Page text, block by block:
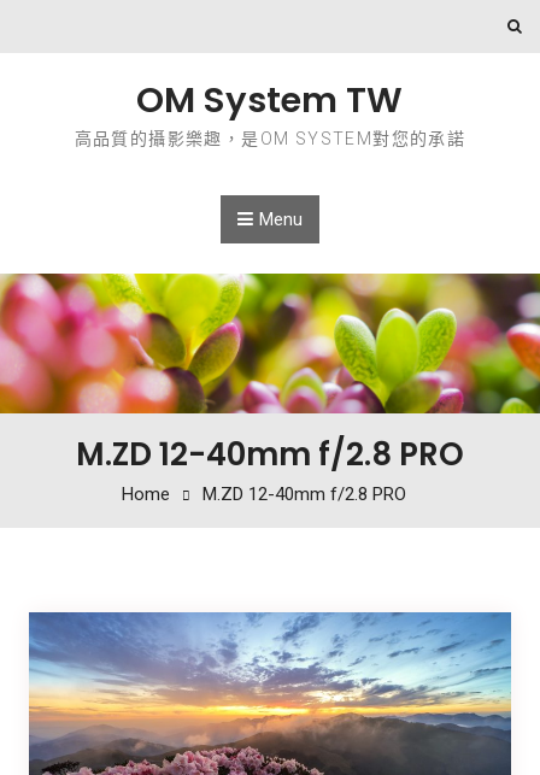
OM System TW
高品質的攝影樂趣，是OM SYSTEM對您的承諾
Menu
M.ZD 12-40mm f/2.8 PRO
Home M.ZD 12-40mm f/2.8 PRO